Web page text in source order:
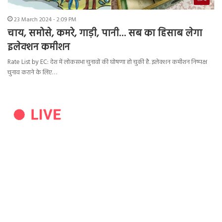
23 March 2024 - 2:09 PM
चाय, समोसे, कमरे, गाड़ी, पानी… सब का हिसाब लेगा
इलेक्शन कमीशन
Rate List by EC: देश में लोकसभा चुनावों की घोषणा हो चुकी है. इलेक्शन कमीशन निष्पक्ष
चुनाव कराने के लिए…